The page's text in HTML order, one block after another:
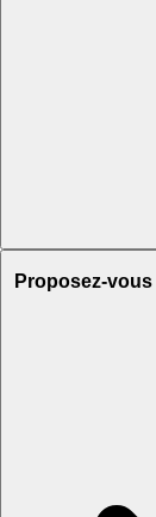
Proposez-